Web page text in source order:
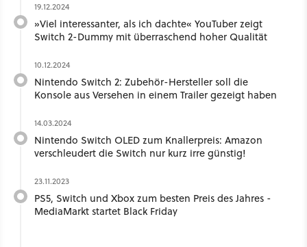
19.12.2024
»Viel interessanter, als ich dachte« YouTuber zeigt
Switch 2-Dummy mit überraschend hoher Qualität
10.12.2024
Nintendo Switch 2: Zubehör-Hersteller soll die
Konsole aus Versehen in einem Trailer gezeigt haben
14.03.2024
Nintendo Switch OLED zum Knallerpreis: Amazon
verschleudert die Switch nur kurz irre günstig!
23.11.2023
PS5, Switch und Xbox zum besten Preis des Jahres -
MediaMarkt startet Black Friday